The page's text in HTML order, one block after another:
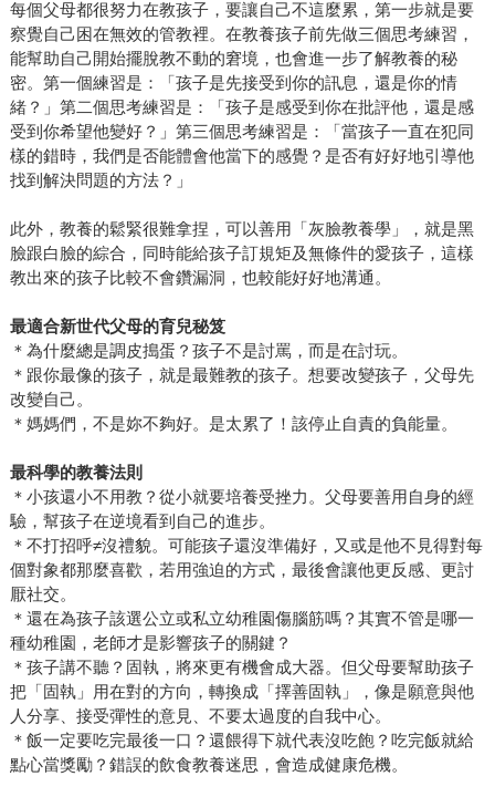
每個父母都很努力在教孩子，要讓自己不這麼累，第一步就是要
察覺自己困在無效的管教裡。在教養孩子前先做三個思考練習，
能幫助自己開始擺脫教不動的窘境，也會進一步了解教養的秘
密。第一個練習是：「孩子是先接受到你的訊息，還是你的情
緒？」第二個思考練習是：「孩子是感受到你在批評他，還是感
受到你希望他變好？」第三個思考練習是：「當孩子一直在犯同
樣的錯時，我們是否能體會他當下的感覺？是否有好好地引導他
找到解決問題的方法？」
此外，教養的鬆緊很難拿捏，可以善用「灰臉教養學」，就是黑
臉跟白臉的綜合，同時能給孩子訂規矩及無條件的愛孩子，這樣
教出來的孩子比較不會鑽漏洞，也較能好好地溝通。
最適合新世代父母的育兒秘笈
＊為什麼總是調皮搗蛋？孩子不是討罵，而是在討玩。
＊跟你最像的孩子，就是最難教的孩子。想要改變孩子，父母先
改變自己。
＊媽媽們，不是妳不夠好。是太累了！該停止自責的負能量。
最科學的教養法則
＊小孩還小不用教？從小就要培養受挫力。父母要善用自身的經
驗，幫孩子在逆境看到自己的進步。
＊不打招呼≠沒禮貌。可能孩子還沒準備好，又或是他不見得對每
個對象都那麼喜歡，若用強迫的方式，最後會讓他更反感、更討
厭社交。
＊還在為孩子該選公立或私立幼稚園傷腦筋嗎？其實不管是哪一
種幼稚園，老師才是影響孩子的關鍵？
＊孩子講不聽？固執，將來更有機會成大器。但父母要幫助孩子
把「固執」用在對的方向，轉換成「擇善固執」，像是願意與他
人分享、接受彈性的意見、不要太過度的自我中心。
＊飯一定要吃完最後一口？還餵得下就代表沒吃飽？吃完飯就給
點心當獎勵？錯誤的飲食教養迷思，會造成健康危機。